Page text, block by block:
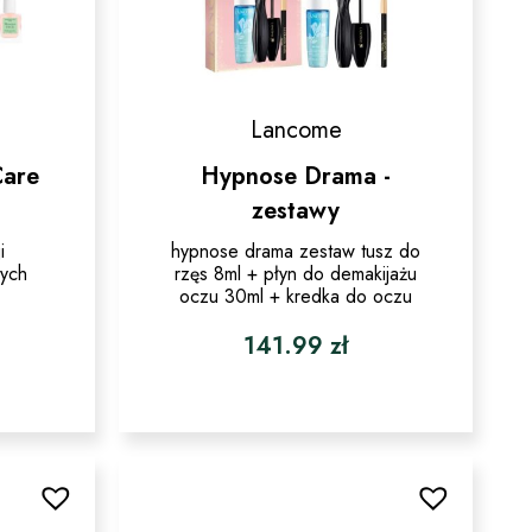
Lancome
Hypnose Drama -
zestawy
hypnose drama zestaw tusz do
rzęs 8ml + płyn do demakijażu
oczu 30ml + kredka do oczu
141.99zł